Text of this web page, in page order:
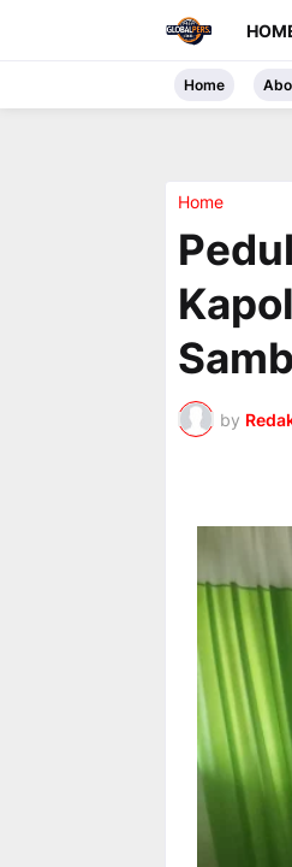
Home
Home
by